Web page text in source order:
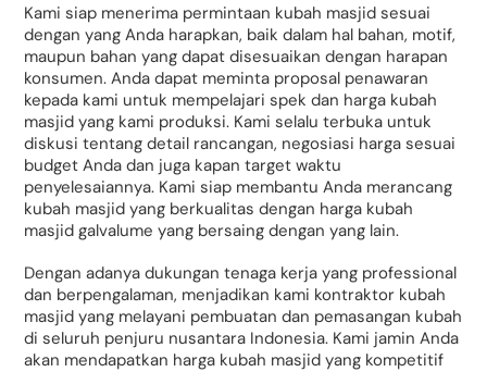
Kami siap menerima permintaan kubah masjid sesuai
dengan yang Anda harapkan, baik dalam hal bahan, motif,
maupun bahan yang dapat disesuaikan dengan harapan
konsumen. Anda dapat meminta proposal penawaran
kepada kami untuk mempelajari spek dan harga kubah
masjid yang kami produksi. Kami selalu terbuka untuk
diskusi tentang detail rancangan, negosiasi harga sesuai
budget Anda dan juga kapan target waktu
penyelesaiannya. Kami siap membantu Anda merancang
kubah masjid yang berkualitas dengan harga kubah
masjid galvalume yang bersaing dengan yang lain.
Dengan adanya dukungan tenaga kerja yang professional
dan berpengalaman, menjadikan kami kontraktor kubah
masjid yang melayani pembuatan dan pemasangan kubah
di seluruh penjuru nusantara Indonesia. Kami jamin Anda
akan mendapatkan harga kubah masjid yang kompetitif